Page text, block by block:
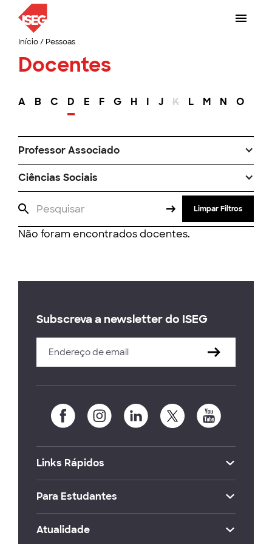
Início/ Pessoas
Docentes
A B C D E F G H I J K L M N O
Professor Associado
Ciências Sociais
Limpar Filtros
Não foram encontrados docentes.
Subscreva a newsletter do ISEG
Links Rápidos
Para Estudantes
Atualidade